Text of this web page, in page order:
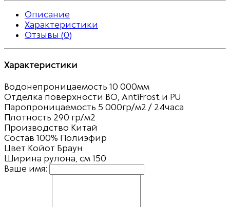
Описание
Характеристики
Отзывы (0)
Характеристики
Водонепроницаемость 10 000мм
Отделка поверхности BO, AntiFrost и PU
Паропроницаемость 5 000гр/м2 / 24часа
Плотность 290 гр/м2
Производство Китай
Состав 100% Полиэфир
Цвет Койот Браун
Ширина рулона, см 150
Ваше имя: